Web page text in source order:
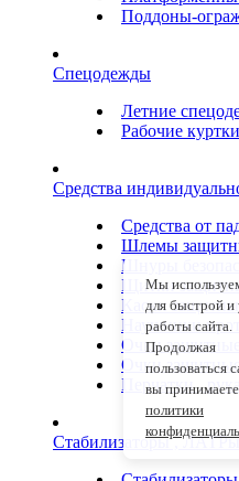
Поддоны-
Спецодежды
Летние
Рабочие
Средства
Средства от
Шлемы
Шнуры
Щитки
Каски
Наушники
Очки защитные
Очки защитные
Перчатки ,
Стабилизаторы , ЛАТРы
Мы
для быстрой и
работы сайта.
Продолжая
пользоваться
вы принимаете
политики